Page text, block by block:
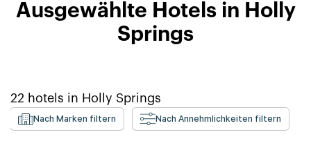
Ausgewählte Hotels in Holly
Springs
22 hotels in Holly Springs
Nach Marken filtern Nach Annehmlichkeiten filtern